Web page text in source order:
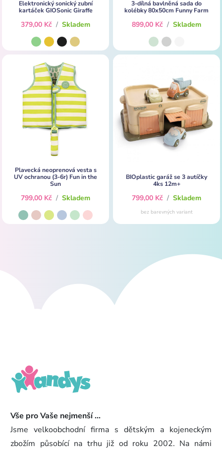
Elektronický sonický zubní
kartáček GIOSonic Giraffe
379,00 Kč / Skladem
3-dílná bavlněná sada do
kolébky 80x50cm Funny Farm
899,00 Kč / Skladem
Plavecká neoprenová vesta s
UV ochranou (3-6r) Fun in the
Sun
799,00 Kč / Skladem
BIOplastic garáž se 3 autíčky
4ks 12m+
799,00 Kč / Skladem
bez barevných variant
Vše pro Vaše nejmenší ...
Jsme velkoobchodní firma s dětským a kojeneckým
zbožím působící na trhu již od roku 2002. Na námi